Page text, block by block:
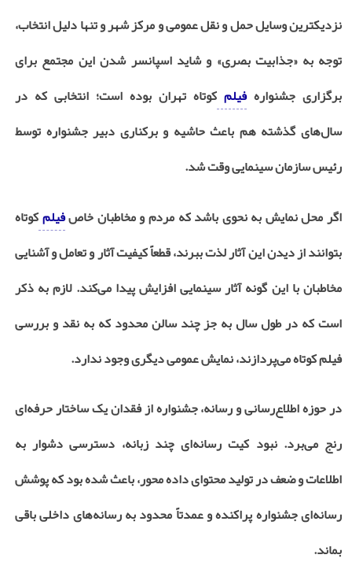
نزدیکترین وسایل حمل و نقل عمومی و مرکز شهر و تنها دلیل انتخاب،
توجه به «جذابیت بصری» و شاید اسپانسر شدن این مجتمع برای
برگزاری جشنوارهفیلم کوتاه تهران بوده است؛ انتخابی که در
سال‌های گذشته هم باعث حاشیه و برکناری دبیر جشنواره توسط
رئیس سازمان سینمایی وقت شد.
اگر محل نمایش به نحوی باشد که مردم و مخاطبان خاصفیلمکوتاه
بتوانند از دیدن این آثار لذت ببرند، قطعاً کیفیت آثار و تعامل و آشنایی
مخاطبان با این گونه آثار سینمایی افزایش پیدا می‌کند. لازم به ذکر
است که در طول سال به جز چند سالن محدود که به نقد و بررسی
فیلم کوتاه می‌پردازند، نمایش عمومی دیگری وجود ندارد.
در حوزه اطلاع‌رسانی و رسانه، جشنواره از فقدان یک ساختار حرفه‌ای
رنج می‌برد. نبود کیت رسانه‌ای چند زبانه، دسترسی دشوار به
اطلاعات و ضعف در تولید محتوای داده محور، باعث شده بود که پوشش
رسانه‌ای جشنواره پراکنده و عمدتاً محدود به رسانه‌های داخلی باقی
بماند.